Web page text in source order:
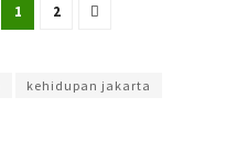
1 2
kehidupan jakarta